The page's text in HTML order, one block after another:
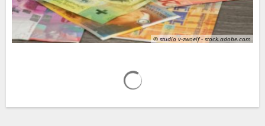
© studio v-zwoelf - stock.adobe.com